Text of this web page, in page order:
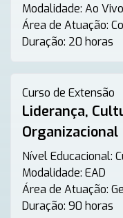
Modalidade: Ao Vivo
Área de Atuação:
Duração: 20 horas
Curso de Extensão
Liderança,
Organizacional
Nível Educacional:
Modalidade: EAD
Área de Atuação:
Duração: 90 horas